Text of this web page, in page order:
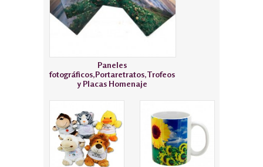
Paneles
fotográficos,Portaretratos,Trofeos
y Placas Homenaje